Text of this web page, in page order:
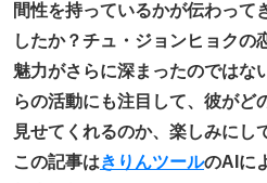
間性を持っているかが伝わって
したか？チュ・ジョンヒョクの
魅力がさらに深まったのではな
らの活動にも注目して、彼がど
見せてくれるのか、楽しみにし
この記事はきりんツールのAIに